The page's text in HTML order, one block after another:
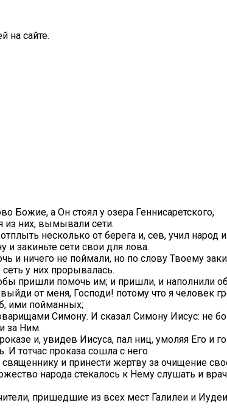
на сайте.
Божие, а Он стоял у озера Геннисаретского,
из них, вымывали сети.
несколько от берега и, сев, учил народ
и закиньте сети свои для лова.
и ничего не поймали, но по слову Твоему
у них прорывалась.
пришли помочь им; и пришли, и наполнили
от меня, Господи! потому что я человек
ими пойманных;
Симону. И сказал Симону Иисус: не
за Ним.
и, увидев Иисуса, пал ниц, умоляя Его и
И тотчас проказа сошла с него.
и принести жертву за очищение
народа стекалось к Нему слушать и
пришедшие из всех мест Галилеи и